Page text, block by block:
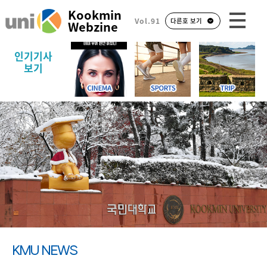
Kookmin
Webzine
Vol.91 다른호 보기
인기기사
보기
KMU NEWS